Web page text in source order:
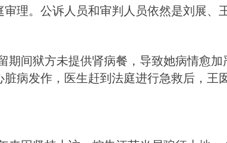
理。公诉人员和审判人员依然是刘展、
期间狱方未提供肾病餐，导致她病情愈
病发作，医生赶到法庭进行急救后，王